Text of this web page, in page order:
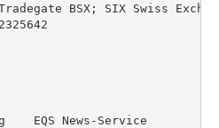
BSX; SIX Swiss
EQS News-Service